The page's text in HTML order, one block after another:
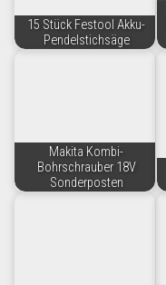
15 Stück Festool Akku-
Pendelstichsäge
Makita Kombi-
Bohrschrauber 18V
Sonderposten